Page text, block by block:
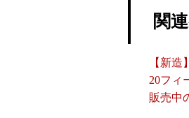
関
【新
20フィ
販売中